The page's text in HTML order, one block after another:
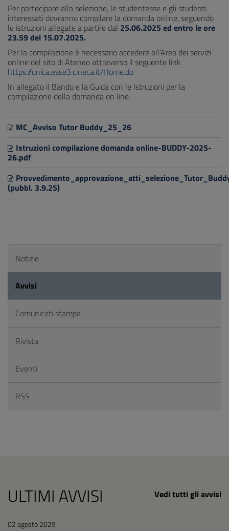
Per partecipare alla selezione, le studentesse e gli studenti
interessati dovranno compilare la domanda online, seguendo
le istruzioni allegate a partire dal 25.06.2025 ed entro le ore
23.59 del 15.07.2025.
Per la compilazione è necessario accedere all’Area dei servizi
online del sito di Ateneo attraverso il seguente link
https://unica.esse3.cineca.it/Home.do
In allegato il Bando e la Guida con le Istruzioni per la
compilazione della domanda on line.
MC_Avviso Tutor Buddy_25_26
Istruzioni compilazione domanda online-BUDDY-2025-
26.pdf
(pubbl. 3.9.25)
Notizie
Avvisi
Comunicati stampa
Rivista
Eventi
RSS
ULTIMI AVVISI Vedi tutti gli avvisi
02 agosto 2029